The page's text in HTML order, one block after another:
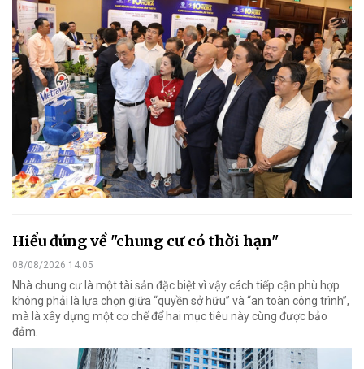
Hiểu đúng về "chung cư có thời hạn"
08/08/2026 14:05
Nhà chung cư là một tài sản đặc biệt vì vậy cách tiếp cận phù hợp
không phải là lựa chọn giữa “quyền sở hữu” và “an toàn công trình”,
mà là xây dựng một cơ chế để hai mục tiêu này cùng được bảo
đảm.